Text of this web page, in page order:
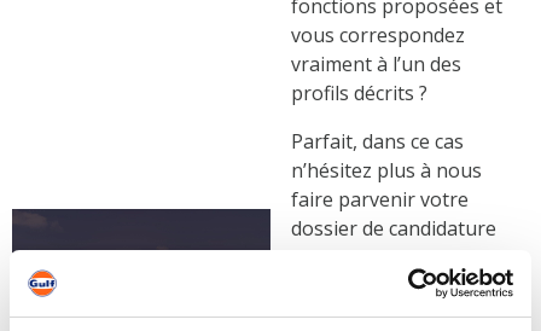
fonctions proposées et
vous correspondez
vraiment à l’un des
profils décrits ?
Parfait, dans ce cas
n’hésitez plus à nous
faire parvenir votre
dossier de candidature
motivation) en utilisant
exclusivement notre